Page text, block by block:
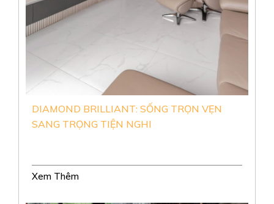
CĂN HỘ SUNSHINE DIAMOND RIVER C:
SANG TRỌNG THỜI THƯỢNG
Xem Thêm